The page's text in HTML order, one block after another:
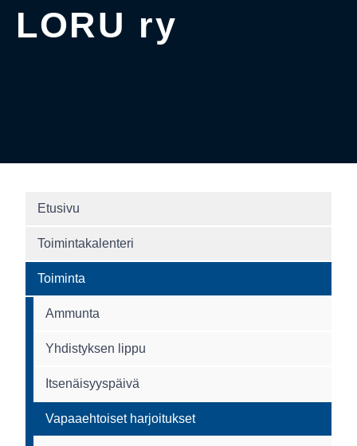
LORU ry
Etusivu
Toimintakalenteri
Toiminta
Ammunta
Yhdistyksen lippu
Itsenäisyyspäivä
Vapaaehtoiset harjoitukset